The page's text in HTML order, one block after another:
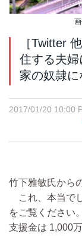
［Twitter
住する夫
家の奴隷
2017/01/20 10:00
竹下雅敏氏から
これ、本当で
をご覧ください
支援金は 1,000